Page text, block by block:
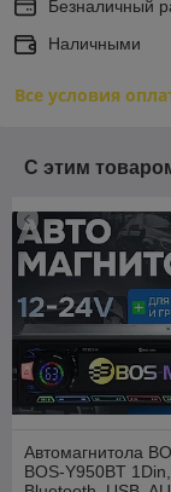
Безналичный
Наличными
Все условия
С этим
Автомагнитола
BOS-Y950BT 1Din,